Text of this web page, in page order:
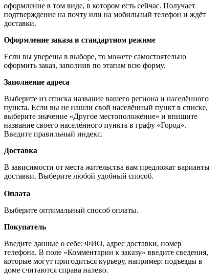
оформление в том виде, в котором есть сейчас. Получает
подтверждение на почту или на мобильный телефон и ждёт
доставки.
Оформление заказа в стандартном режиме
Если вы уверены в выборе, то можете самостоятельно
оформить заказ, заполнив по этапам всю форму.
Заполнение адреса
Выберите из списка название вашего региона и населённого
пункта. Если вы не нашли свой населённый пункт в списке,
выберите значение «Другое местоположение» и впишите
название своего населённого пункта в графу «Город».
Введите правильный индекс.
Доставка
В зависимости от места жительства вам предложат варианты
доставки. Выберите любой удобный способ.
Оплата
Выберите оптимальный способ оплаты.
Покупатель
Введите данные о себе: ФИО, адрес доставки, номер
телефона. В поле «Комментарии к заказу» введите сведения,
которые могут пригодиться курьеру, например: подъезды в
доме считаются справа налево.